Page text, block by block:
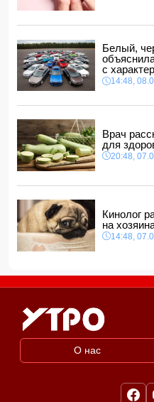
Прогноз погоды в
14:00, 08.08.2026
Никол Пашинян позвонил
12:48, 08.08.2026
СМИ: США ищут на Кубе
"венесуэльского
Белый,
с
14:48,
Врач
для
20:48,
Кинолог
на
14:48,
О нас